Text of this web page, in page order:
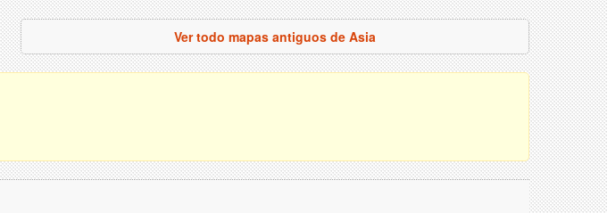
Ver todo mapas antiguos de Asia